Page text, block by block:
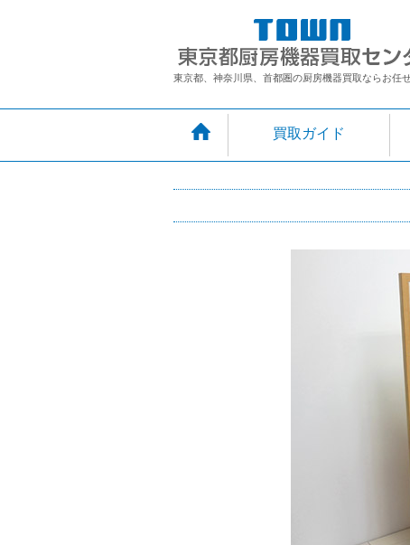
東京都、神奈川県、首都圏の厨房機器買取ならお任
買取ガイド